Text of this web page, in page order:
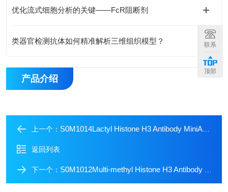
优化流式细胞分析的关键——FcR阻断剂
类器官检测抗体如何精准解析三维组织模型？
产品介绍
上一个： S0M1014Lactyl Histone H3 Antibody MiniAb Set
返回列表
下一个： S0M1012Multi-methyl Histone H3 Antibody MiniAb Set
联系
顶部